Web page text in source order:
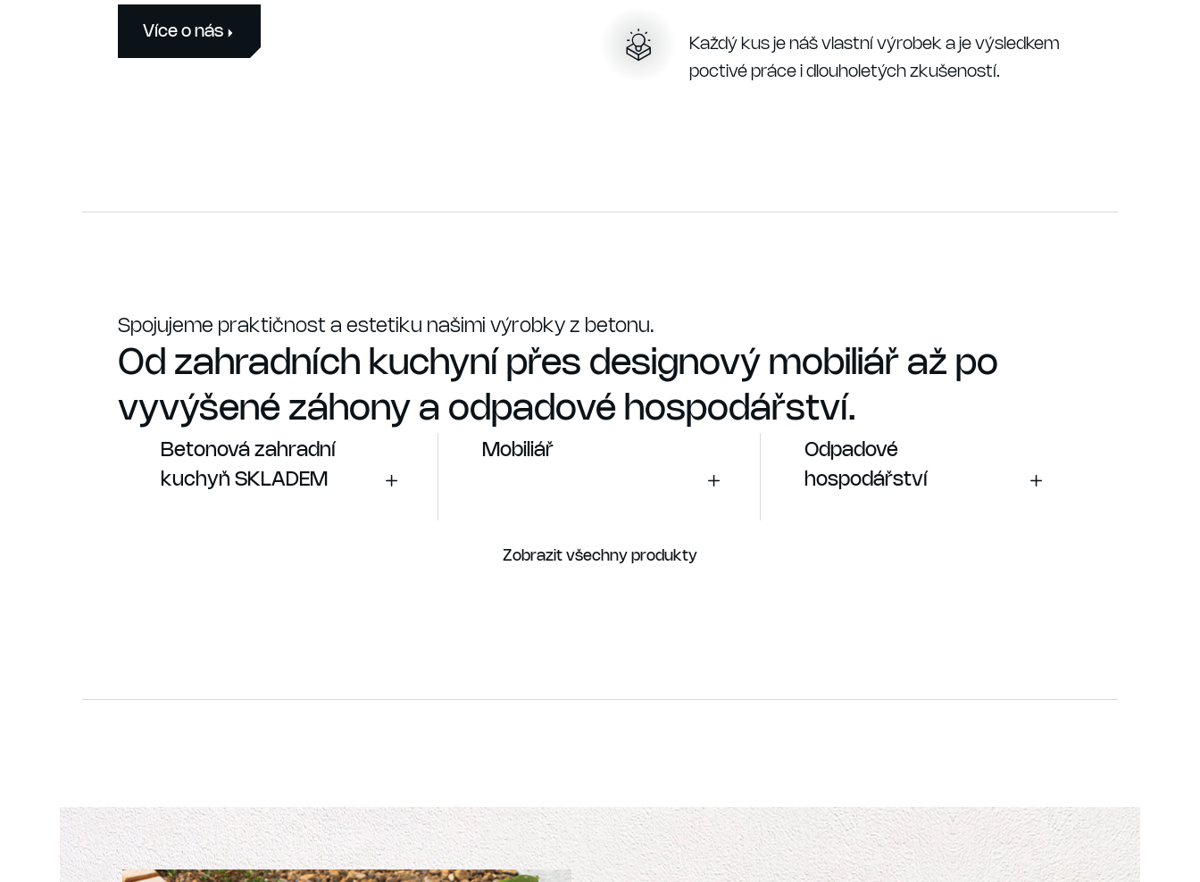
Více o nás
Každý kus je náš vlastní výrobek a je výsledkem
poctivé práce i dlouholetých zkušeností.
Od zahradních kuchyní přes designový mobiliář až po
vyvýšené záhony a odpadové hospodářství.
Spojujeme praktičnost a estetiku našimi výrobky z betonu.
Betonová zahradní
kuchyň SKLADEM
Mobiliář
Odpadové
hospodářství
Zobrazit všechny produkty